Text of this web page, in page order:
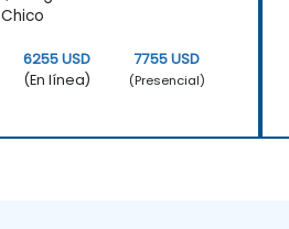
Chico
6255 USD
(En línea)
7755 USD
(Presencial)